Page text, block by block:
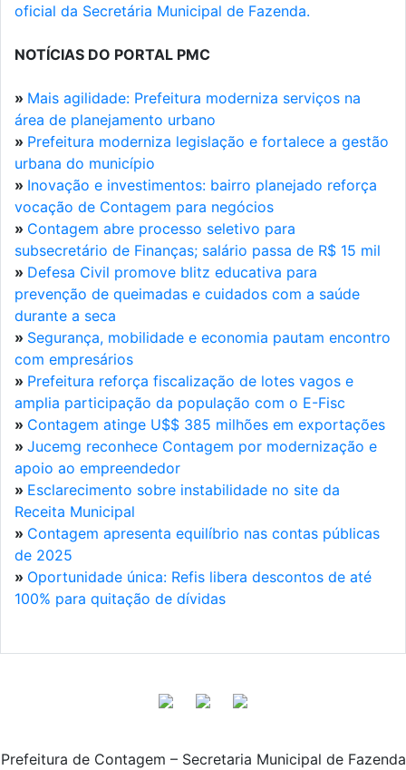
oficial da Secretária Municipal de Fazenda.
NOTÍCIAS DO PORTAL PMC
» Mais agilidade: Prefeitura moderniza serviços na
área de planejamento urbano
» Prefeitura moderniza legislação e fortalece a gestão
urbana do município
» Inovação e investimentos: bairro planejado reforça
vocação de Contagem para negócios
» Contagem abre processo seletivo para
subsecretário de Finanças; salário passa de R$ 15 mil
» Defesa Civil promove blitz educativa para
prevenção de queimadas e cuidados com a saúde
durante a seca
» Segurança, mobilidade e economia pautam encontro
com empresários
» Prefeitura reforça fiscalização de lotes vagos e
amplia participação da população com o E-Fisc
» Contagem atinge U$$ 385 milhões em exportações
» Jucemg reconhece Contagem por modernização e
apoio ao empreendedor
» Esclarecimento sobre instabilidade no site da
Receita Municipal
» Contagem apresenta equilíbrio nas contas públicas
de 2025
» Oportunidade única: Refis libera descontos de até
100% para quitação de dívidas
Prefeitura de Contagem – Secretaria Municipal de Fazenda